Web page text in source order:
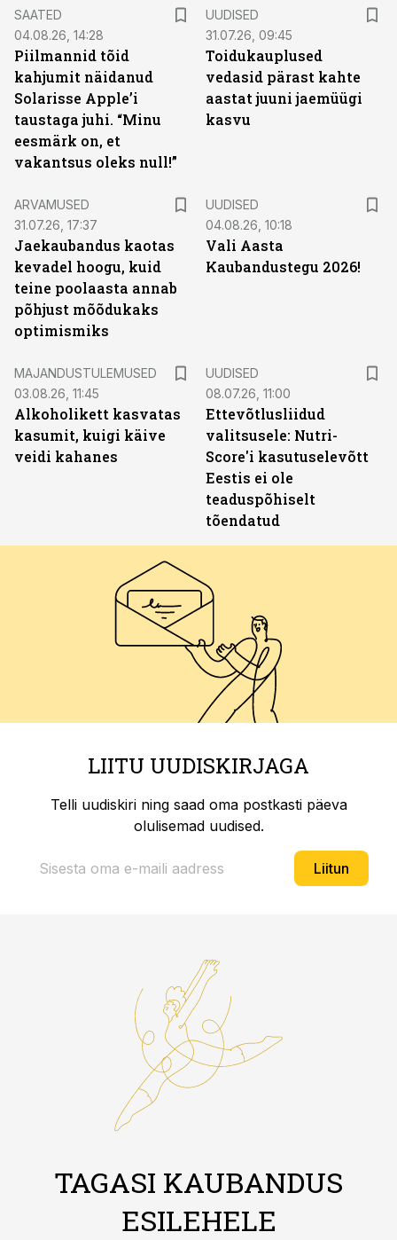
SAATED
04.08.26, 14:28
Piilmannid tõid
kahjumit näidanud
Solarisse Apple’i
taustaga juhi. “Minu
eesmärk on, et
vakantsus oleks null!”
UUDISED
31.07.26, 09:45
Toidukauplused
vedasid pärast kahte
aastat juuni jaemüügi
kasvu
ARVAMUSED
31.07.26, 17:37
Jaekaubandus kaotas
kevadel hoogu, kuid
teine poolaasta annab
põhjust mõõdukaks
optimismiks
UUDISED
04.08.26, 10:18
Vali Aasta
Kaubandustegu 2026!
MAJANDUSTULEMUSED
03.08.26, 11:45
Alkoholikett kasvatas
kasumit, kuigi käive
veidi kahanes
UUDISED
08.07.26, 11:00
Ettevõtlusliidud
valitsusele: Nutri-
Score'i kasutuselevõtt
Eestis ei ole
teaduspõhiselt
tõendatud
LIITU UUDISKIRJAGA
Telli uudiskiri ning saad oma postkasti päeva
olulisemad uudised.
Liitun
TAGASI KAUBANDUS
ESILEHELE